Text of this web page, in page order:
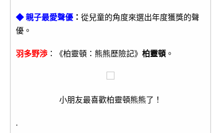
◆ 親子最愛聲優 ： 從兒童的角度來選出年度獲獎的聲
優。
羽多野渉 ：《柏靈頓：熊熊歷險記》 柏靈頓 。
小朋友最喜歡柏靈頓熊熊了！
.